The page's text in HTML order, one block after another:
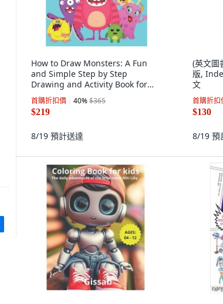
How to Draw Monsters: A Fun
and Simple Step by Step
Drawing and Activity Book for
Boys and Girls to ... 平裝版,
Independently Published, 英文
首購折扣價 40%$365
$219
8/19 預計送達
(英文圖
版,
文
首購折扣
$130
8/19 預